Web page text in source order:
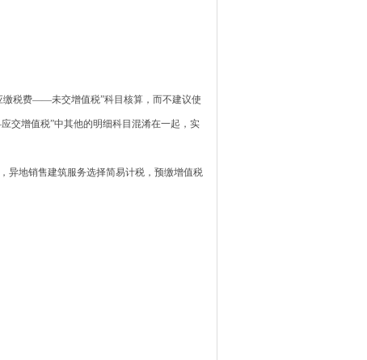
缴税费——未交增值税”科目核算，而不建议使
增值税”中其他的明细科目混淆在一起，实
异地销售建筑服务选择简易计税，预缴增值税